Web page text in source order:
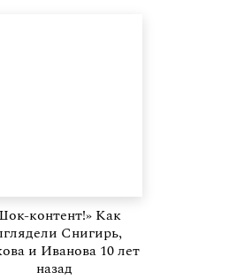
контент!» Как
Снигирь,
и Иванова 10 лет
назад